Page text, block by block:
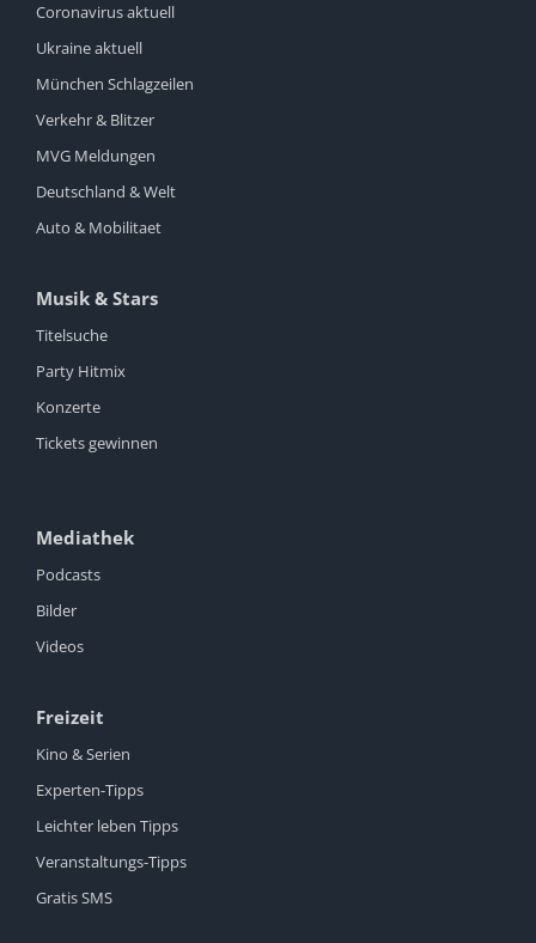
Coronavirus aktuell
Ukraine aktuell
München Schlagzeilen
Verkehr & Blitzer
MVG Meldungen
Deutschland & Welt
Auto & Mobilitaet
Musik & Stars
Titelsuche
Party Hitmix
Konzerte
Tickets gewinnen
Mediathek
Podcasts
Bilder
Videos
Freizeit
Kino & Serien
Experten-Tipps
Leichter leben Tipps
Veranstaltungs-Tipps
Gratis SMS